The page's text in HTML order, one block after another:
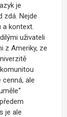
je
zdá. Nejde
a kontext.
uživateli
z Ameriky, ze
ale
je ale